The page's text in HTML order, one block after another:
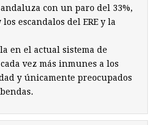
con un paro del 33%,
escandalos del ERE y la
en el actual sistema de
vez más inmunes a los
y únicamente preocupados